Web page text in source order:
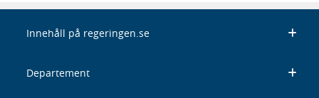
Innehåll på regeringen.se
Departement